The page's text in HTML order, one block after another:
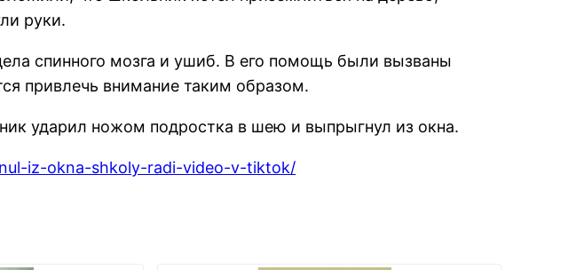
руки.
спинного мозга и ушиб. В его помощь были вызваны
привлечь внимание таким образом.
ударил ножом подростка в шею и выпрыгнул из окна.
iz-okna-shkoly-radi-video-v-tiktok/